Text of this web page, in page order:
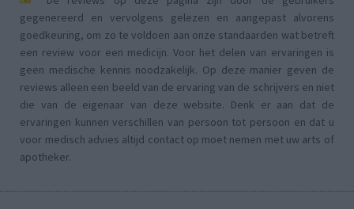
gegenereerd en vervolgens gelezen en aangepast alvorens
goedkeuring, om zo te voldoen aan onze standaarden wat betreft
een review voor een medicijn. Voor het delen van ervaringen is
geen medische kennis noodzakelijk. Op deze manier geven de
reviews alleen een beeld van de ervaring van de schrijvers en niet
die van de eigenaar van deze website. Denk er aan dat de
ervaringen kunnen verschillen van persoon tot persoon en dat u
voor medisch advies altijd contact op moet nemen met uw arts of
apotheker.